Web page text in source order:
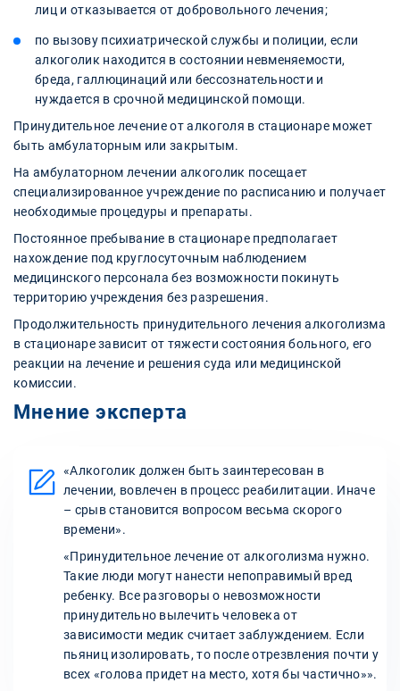
лиц и отказывается от добровольного лечения;
по вызову психиатрической службы и полиции, если
алкоголик находится в состоянии невменяемости,
бреда, галлюцинаций или бессознательности и
нуждается в срочной медицинской помощи.
Принудительное лечение от алкоголя в стационаре может
быть амбулаторным или закрытым.
На амбулаторном лечении алкоголик посещает
специализированное учреждение по расписанию и получает
необходимые процедуры и препараты.
Постоянное пребывание в стационаре предполагает
нахождение под круглосуточным наблюдением
медицинского персонала без возможности покинуть
территорию учреждения без разрешения.
Продолжительность принудительного лечения алкоголизма
в стационаре зависит от тяжести состояния больного, его
реакции на лечение и решения суда или медицинской
комиссии.
Мнение эксперта
«Алкоголик должен быть заинтересован в
лечении, вовлечен в процесс реабилитации. Иначе
– срыв становится вопросом весьма скорого
времени».
«Принудительное лечение от алкоголизма нужно.
Такие люди могут нанести непоправимый вред
ребенку. Все разговоры о невозможности
принудительно вылечить человека от
зависимости медик считает заблуждением. Если
пьяниц изолировать, то после отрезвления почти у
всех «голова придет на место, хотя бы частично»».